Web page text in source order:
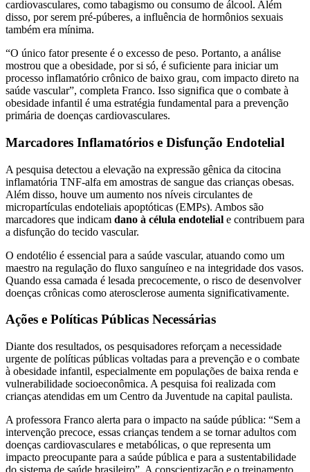
cardiovasculares, como tabagismo ou consumo de álcool. Além
disso, por serem pré-púberes, a influência de hormônios sexuais
também era mínima.
“O único fator presente é o excesso de peso. Portanto, a análise
mostrou que a obesidade, por si só, é suficiente para iniciar um
processo inflamatório crônico de baixo grau, com impacto direto na
saúde vascular”, completa Franco. Isso significa que o combate à
obesidade infantil é uma estratégia fundamental para a prevenção
primária de doenças cardiovasculares.
Marcadores Inflamatórios e Disfunção Endotelial
A pesquisa detectou a elevação na expressão gênica da citocina
inflamatória TNF-alfa em amostras de sangue das crianças obesas.
Além disso, houve um aumento nos níveis circulantes de
micropartículas endoteliais apoptóticas (EMPs). Ambos são
marcadores que indicam dano à célula endotelial e contribuem para
a disfunção do tecido vascular.
O endotélio é essencial para a saúde vascular, atuando como um
maestro na regulação do fluxo sanguíneo e na integridade dos vasos.
Quando essa camada é lesada precocemente, o risco de desenvolver
doenças crônicas como aterosclerose aumenta significativamente.
Ações e Políticas Públicas Necessárias
Diante dos resultados, os pesquisadores reforçam a necessidade
urgente de políticas públicas voltadas para a prevenção e o combate
à obesidade infantil, especialmente em populações de baixa renda e
vulnerabilidade socioeconômica. A pesquisa foi realizada com
crianças atendidas em um Centro da Juventude na capital paulista.
A professora Franco alerta para o impacto na saúde pública: “Sem a
intervenção precoce, essas crianças tendem a se tornar adultos com
doenças cardiovasculares e metabólicas, o que representa um
impacto preocupante para a saúde pública e para a sustentabilidade
do sistema de saúde brasileiro”. A conscientização e o treinamento